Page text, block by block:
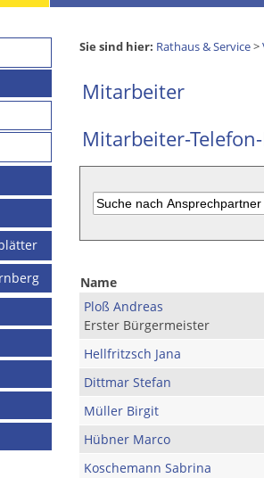
Sie sind hier: Rathaus & Service>
Mitarbeiter
Mitarbeiter-
Name
Ploß Andreas
Erster Bürgermeister
Hellfritzsch Jana
Dittmar Stefan
Müller Birgit
Hübner Marco
Koschemann Sabrina